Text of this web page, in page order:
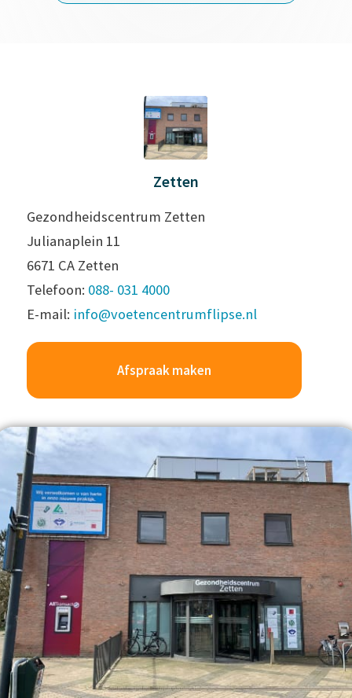
Zetten
Gezondheidscentrum Zetten
Julianaplein 11
6671 CA Zetten
Telefoon: 088- 031 4000
E-mail: info@voetencentrumflipse.nl
Afspraak maken